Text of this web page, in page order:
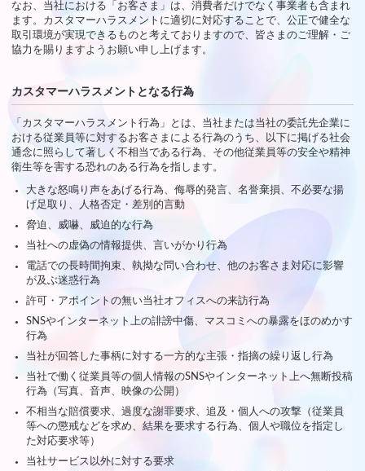
JOIN
なお、当社における「お客さま」は、消費者だけでなく事業者も含まれ
ます。カスタマーハラスメントに適切に対応することで、公正で健全な
取引環境が実現できるものと考えておりますので、皆さまのご理解・ご
協力を賜りますようお願い申し上げます。
カスタマーハラスメントとなる行為
「カスタマーハラスメント行為」とは、当社または当社の委託先企業に
おける従業員等に対するお客さまによる行為のうち、以下に掲げる社会
通念に照らして著しく不相当である行為、その他従業員等の安全や精神
衛生等を害する恐れのある行為を指します。
大きな怒鳴り声をあげる行為、侮辱的発言、名誉棄損、不必要な揚
げ足取り、人格否定・差別的言動
脅迫、威嚇、威迫的な行為
当社への虚偽の情報提供、言いがかり行為
電話での長時間拘束、執拗な問い合わせ、他のお客さま対応に影響
が及ぶ迷惑行為
許可・アポイントの無い当社オフィスへの来訪行為
SNSやインターネット上の誹謗中傷、マスコミへの暴露をほのめかす
行為
当社が回答した事柄に対する一方的な主張・指摘の繰り返し行為
当社で働く従業員等の個人情報のSNSやインターネット上へ無断投稿
行為（写真、音声、映像の公開）
不相当な賠償要求、過度な謝罪要求、追及・個人への攻撃（従業員
等への懲戒などを求め、結果を要求する行為、個人や職位を指定し
た対応要求等）
当社サービス以外に対する要求